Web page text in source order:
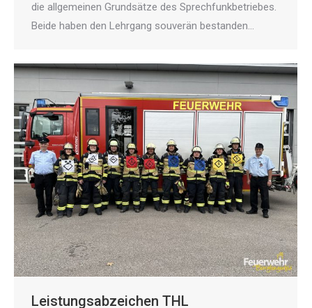
die allgemeinen Grundsätze des Sprechfunkbetriebes.
Beide haben den Lehrgang souverän bestanden…
Leistungsabzeichen THL